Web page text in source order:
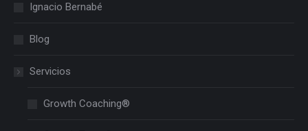
Ignacio Bernabé
Blog
Servicios
Growth Coaching®